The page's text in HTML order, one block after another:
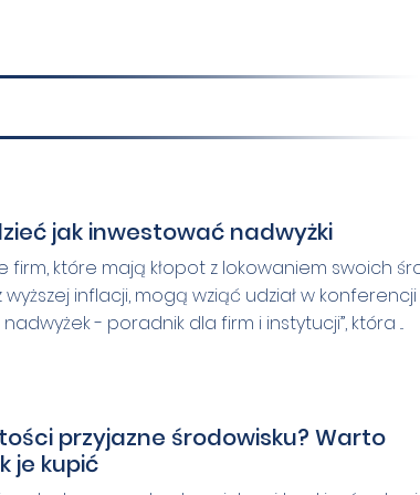
jak inwestować nadwyżki
firm, które mają kłopot z lokowaniem swoich
inflacji, mogą wziąć udział w konferencji
- poradnik dla firm i instytucji”, która ...
przyjazne środowisku? Warto
je kupić